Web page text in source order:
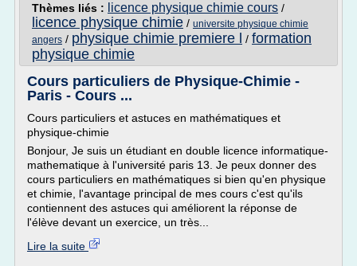
Thèmes liés :
licence physique chimie cours /
licence physique chimie / universite physique chimie
angers / physique chimie premiere l / formation
physique chimie
Cours particuliers de Physique-Chimie -
Paris - Cours ...
Cours particuliers et astuces en mathématiques et
physique-chimie
Bonjour, Je suis un étudiant en double licence informatique-
mathematique à l'université paris 13. Je peux donner des
cours particuliers en mathématiques si bien qu'en physique
et chimie, l'avantage principal de mes cours c'est qu'ils
contiennent des astuces qui améliorent la réponse de
l'élève devant un exercice, un très...
Lire la suite